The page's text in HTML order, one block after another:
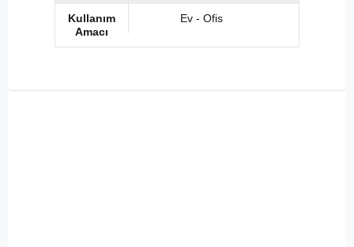
Kullanım
Amacı
Ev - Ofis